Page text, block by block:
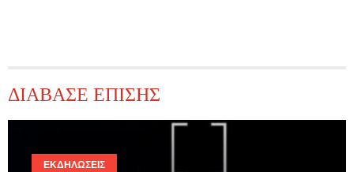
ΔΙΑΒΑΣΕ ΕΠΙΣΗΣ
ΕΚΔΗΛΏΣΕΙΣ